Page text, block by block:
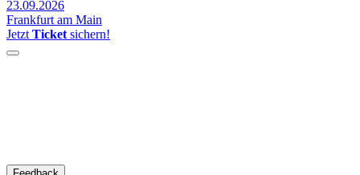
23.09.2026
Frankfurt am Main
Jetzt Ticket sichern!